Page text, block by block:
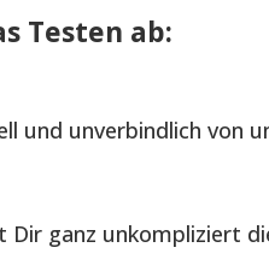
Testen ab:
und unverbindlich von
ganz unkompliziert